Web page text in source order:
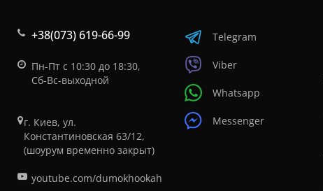
+38(073) 619-66-99
Пн-Пт с 10:30 до 18:30,
Сб-Вс-выходной
г. Киев, ул.
Константиновская 63/12,
(шоурум временно закрыт)
youtube.com/dumokhookah
Telegram
Viber
Whatsapp
Messenger